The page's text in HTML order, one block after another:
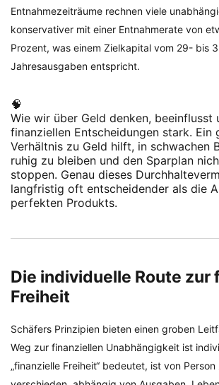
Entnahmezeiträume rechnen viele
konservativer mit einer Entnahmerate von
Prozent, was einem Zielkapital vom 29- bis
Jahresausgaben entspricht.
🧠
Wie wir über Geld denken, beeinflusst
finanziellen Entscheidungen stark. Ein
Verhältnis zu Geld hilft, in schwachen
ruhig zu bleiben und den Sparplan
stoppen. Genau dieses
langfristig oft entscheidender als die
perfekten Produkts.
Die individuelle Route zur
Freiheit
Schäfers Prinzipien bieten einen groben
Weg zur finanziellen Unabhängigkeit ist
„finanzielle Freiheit“ bedeutet, ist von Person